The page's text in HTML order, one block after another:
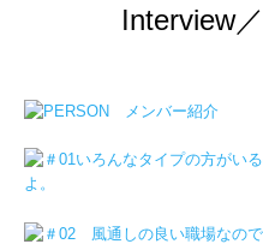
Interview／